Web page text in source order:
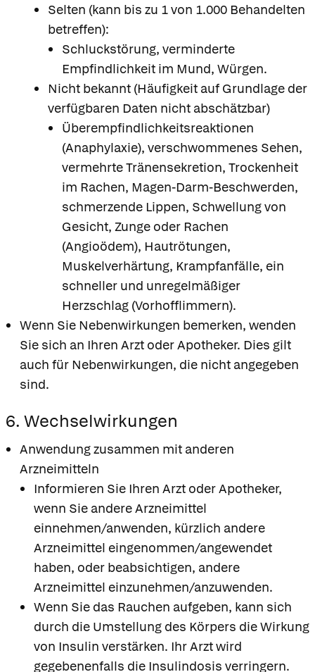
Selten (kann bis zu 1 von 1.000 Behandelten
betreffen):
Schluckstörung, verminderte
Empfindlichkeit im Mund, Würgen.
Nicht bekannt (Häufigkeit auf Grundlage der
verfügbaren Daten nicht abschätzbar)
Überempfindlichkeitsreaktionen
(Anaphylaxie), verschwommenes Sehen,
vermehrte Tränensekretion, Trockenheit
im Rachen, Magen-Darm-Beschwerden,
schmerzende Lippen, Schwellung von
Gesicht, Zunge oder Rachen
(Angioödem), Hautrötungen,
Muskelverhärtung, Krampfanfälle, ein
schneller und unregelmäßiger
Herzschlag (Vorhofflimmern).
Wenn Sie Nebenwirkungen bemerken, wenden
Sie sich an Ihren Arzt oder Apotheker. Dies gilt
auch für Nebenwirkungen, die nicht angegeben
sind.
6. Wechselwirkungen
Anwendung zusammen mit anderen
Arzneimitteln
Informieren Sie Ihren Arzt oder Apotheker,
wenn Sie andere Arzneimittel
einnehmen/anwenden, kürzlich andere
Arzneimittel eingenommen/angewendet
haben, oder beabsichtigen, andere
Arzneimittel einzunehmen/anzuwenden.
Wenn Sie das Rauchen aufgeben, kann sich
durch die Umstellung des Körpers die Wirkung
von Insulin verstärken. Ihr Arzt wird
gegebenenfalls die Insulindosis verringern.